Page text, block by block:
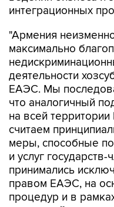
"Армения
деятельности
ЕАЭС. Мы
что аналогичный
на всей
считаем
меры, способные
и услуг
принимались
правом ЕАЭС, на
процедур и в
взаимодействия
органами", -